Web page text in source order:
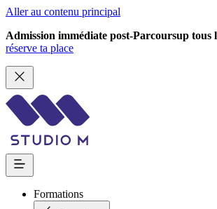
Aller au contenu principal
Admission immédiate post-Parcoursup tous
réserve ta place
Formations